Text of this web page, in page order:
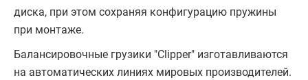
диска, при этом сохраняя конфигурацию пружины
при монтаже.
Балансировочные грузики "Clipper" изготавливаются
на автоматических линиях мировых производителей.